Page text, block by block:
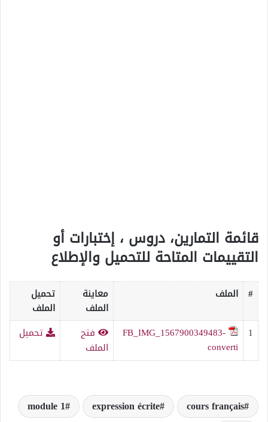
قائمة التمارين، دروس ، إختبارات أو
التقييمات المتاحة للتحميل والإطلاع
# الملف
معاينة
الملف
تحميل
الملف
1
FB_IMG_1567900349483-
converti
فتح
الملف
تحميل
cours français
expression écrite
module 1